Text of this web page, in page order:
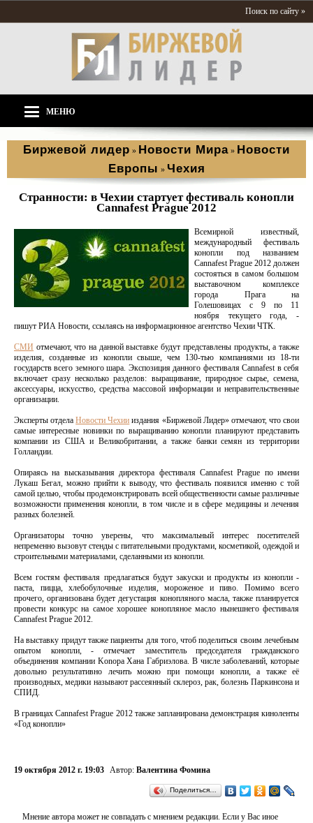
Поиск по сайту »
МЕНЮ
Биржевой лидер » Новости Мира » Новости
Европы » Чехия
Странности: в Чехии стартует фестиваль конопли
Cannafest Prague 2012
Всемирной известный,
международный фестиваль
конопли под названием
Cannafest Prague 2012 должен
состояться в самом большом
выставочном комплексе
города Прага на
Голешовицах с 9 по 11
ноября текущего года, -
пишут РИА Новости, ссылаясь на информационное агентство Чехии ЧТК.
СМИ отмечают, что на данной выставке будут представлены продукты, а также
изделия, созданные из конопли свыше, чем 130-тью компаниями из 18-ти
государств всего земного шара. Экспозиция данного фестиваля Cannafest в себя
включает сразу несколько разделов: выращивание, природное сырье, семена,
аксессуары, искусство, средства массовой информации и неправительственные
организации.
Эксперты отделаНовости Чехии издания «Биржевой Лидер» отмечают, что свои
самые интересные новинки по выращиванию конопли планируют представить
компании из США и Великобритании, а также банки семян из территории
Голландии.
Опираясь на высказывания директора фестиваля Cannafest Prague по имени
Лукаш Бегал, можно прийти к выводу, что фестиваль появился именно с той
самой целью, чтобы продемонстрировать всей общественности самые различные
возможности применения конопли, в том числе и в сфере медицины и лечения
разных болезней.
Организаторы точно уверены, что максимальный интерес посетителей
непременно вызовут стенды с питательными продуктами, косметикой, одеждой и
строительными материалами, сделанными из конопли.
Всем гостям фестиваля предлагаться будут закуски и продукты из конопли -
паста, пицца, хлебобулочные изделия, мороженое и пиво. Помимо всего
прочего, организована будет дегустация конопляного масла, также планируется
провести конкурс на самое хорошее конопляное масло нынешнего фестиваля
Cannafest Prague 2012.
На выставку придут также пациенты для того, чтоб поделиться своим лечебным
опытом конопли, - отмечает заместитель председателя гражданского
объединения компании Konopa Хана Габриэлова. В числе заболеваний, которые
довольно результативно лечить можно при помощи конопли, а также её
производных, медики называют рассеянный склероз, рак, болезнь Паркинсона и
СПИД.
В границах Cannafest Prague 2012 также запланирована демонстрация киноленты
«Год конопли»
19 октября 2012 г. 19:03 Автор: Валентина Фомина
Поделиться…
Мнение автора может не совпадать с мнением редакции. Если у Вас иное